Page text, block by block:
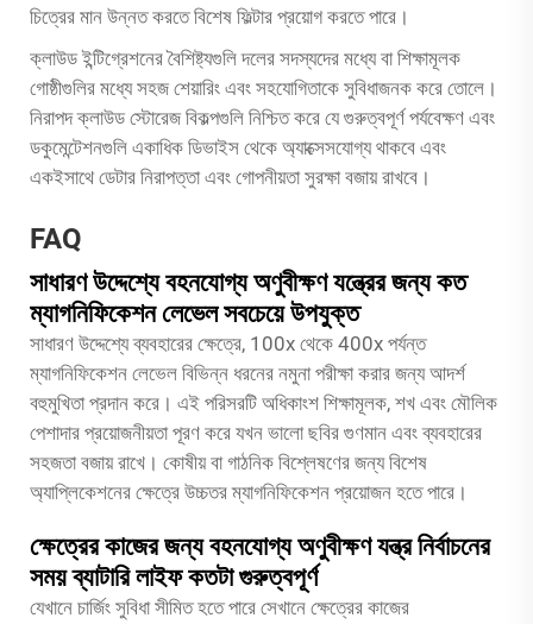
চিত্রের মান উন্নত করতে বিশেষ ফিল্টার প্রয়োগ করতে পারে।
ক্লাউড ইন্টিগ্রেশনের বৈশিষ্ট্যগুলি দলের সদস্যদের মধ্যে বা শিক্ষামূলক
গোষ্ঠীগুলির মধ্যে সহজ শেয়ারিং এবং সহযোগিতাকে সুবিধাজনক করে তোলে।
নিরাপদ ক্লাউড স্টোরেজ বিকল্পগুলি নিশ্চিত করে যে গুরুত্বপূর্ণ পর্যবেক্ষণ এবং
ডকুমেন্টেশনগুলি একাধিক ডিভাইস থেকে অ্যাক্সেসযোগ্য থাকবে এবং
একইসাথে ডেটার নিরাপত্তা এবং গোপনীয়তা সুরক্ষা বজায় রাখবে।
FAQ
সাধারণ উদ্দেশ্যে বহনযোগ্য অণুবীক্ষণ যন্ত্রের জন্য কত
ম্যাগনিফিকেশন লেভেল সবচেয়ে উপযুক্ত
সাধারণ উদ্দেশ্যে ব্যবহারের ক্ষেত্রে, 100x থেকে 400x পর্যন্ত
ম্যাগনিফিকেশন লেভেল বিভিন্ন ধরনের নমুনা পরীক্ষা করার জন্য আদর্শ
বহুমুখিতা প্রদান করে। এই পরিসরটি অধিকাংশ শিক্ষামূলক, শখ এবং মৌলিক
পেশাদার প্রয়োজনীয়তা পূরণ করে যখন ভালো ছবির গুণমান এবং ব্যবহারের
সহজতা বজায় রাখে। কোষীয় বা গাঠনিক বিশ্লেষণের জন্য বিশেষ
অ্যাপ্লিকেশনের ক্ষেত্রে উচ্চতর ম্যাগনিফিকেশন প্রয়োজন হতে পারে।
ক্ষেত্রের কাজের জন্য বহনযোগ্য অণুবীক্ষণ যন্ত্র নির্বাচনের
সময় ব্যাটারি লাইফ কতটা গুরুত্বপূর্ণ
যেখানে চার্জিং সুবিধা সীমিত হতে পারে সেখানে ক্ষেত্রের কাজের